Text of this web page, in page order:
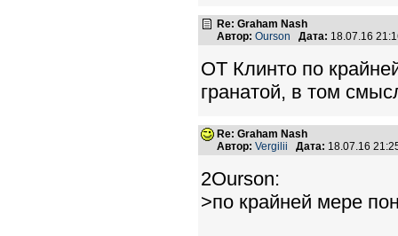
Re: Graham Nash
Автор: Ourson Дата: 18.07.16
ОТ Клинто по
гранатой, в том
Re: Graham Nash
Автор: Vergilii Дата: 18.07.16
2Ourson:
>по крайней мере